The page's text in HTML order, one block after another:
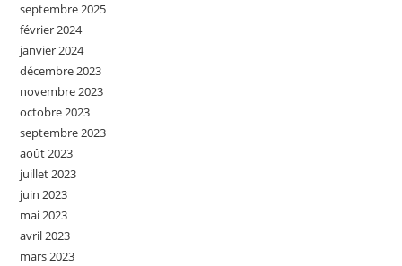
septembre 2025
février 2024
janvier 2024
décembre 2023
novembre 2023
octobre 2023
septembre 2023
août 2023
juillet 2023
juin 2023
mai 2023
avril 2023
mars 2023